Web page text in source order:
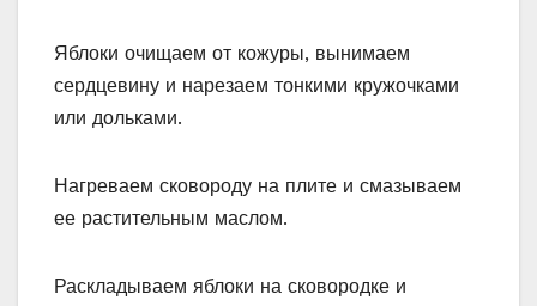
Яблоки очищаем от кожуры, вынимаем
сердцевину и нарезаем тонкими кружочками
или дольками.
Нагреваем сковороду на плите и смазываем
ее растительным маслом.
Раскладываем яблоки на сковородке и